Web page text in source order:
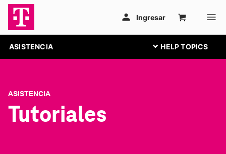
ASISTENCIA
ASISTENCIA
Tutoriales